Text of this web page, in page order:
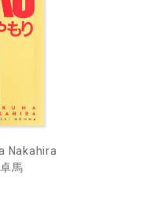
Nakahira
馬